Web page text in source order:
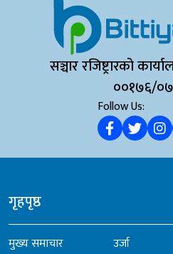
सञ्चार रजिष्ट्रारको
००१७६/
Follow Us:
गृहपृष्ठ
मुख्य समाचार
उर्जा